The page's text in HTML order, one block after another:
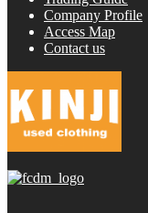
Company Profile
Access Map
Contact us